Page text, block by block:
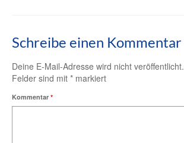
Schreibe einen Kommentar
Deine E-Mail-Adresse wird nicht veröffentlicht.
Felder sind mit * markiert
Kommentar *